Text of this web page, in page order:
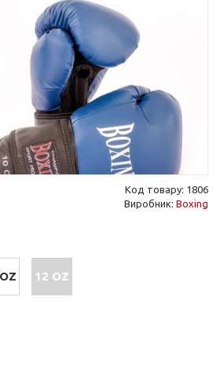
Код товару: 1806
Виробник: Boxing
12 OZ